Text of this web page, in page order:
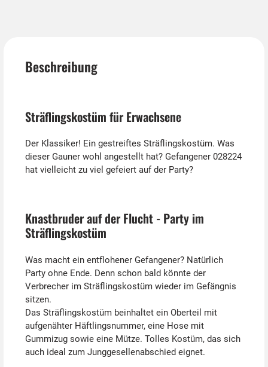
Beschreibung
Sträflingskostüm für Erwachsene
Der Klassiker! Ein gestreiftes Sträflingskostüm. Was
dieser Gauner wohl angestellt hat? Gefangener 028224
hat vielleicht zu viel gefeiert auf der Party?
Knastbruder auf der Flucht - Party im
Sträflingskostüm
Was macht ein entflohener Gefangener? Natürlich
Party ohne Ende. Denn schon bald könnte der
Verbrecher im Sträflingskostüm wieder im Gefängnis
sitzen.
Das Sträflingskostüm beinhaltet ein Oberteil mit
aufgenähter Häftlingsnummer, eine Hose mit
Gummizug sowie eine Mütze. Tolles Kostüm, das sich
auch ideal zum Junggesellenabschied eignet.